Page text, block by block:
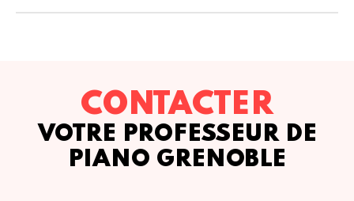
CONTACTER
VOTRE PROFESSEUR DE
PIANO GRENOBLE